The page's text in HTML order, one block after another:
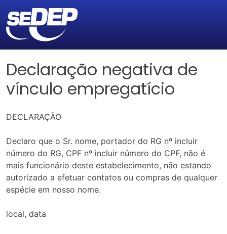
Declaração negativa de
vínculo empregatício
DECLARAÇÃO
Declaro que o Sr. nome, portador do RG nº incluir
número do RG, CPF nº incluir número do CPF, não é
mais funcionário deste estabelecimento, não estando
autorizado a efetuar contatos ou compras de qualquer
espécie em nosso nome.
local, data